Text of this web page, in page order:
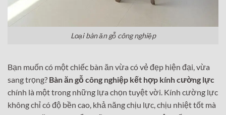
Loại bàn ăn gỗ công nghiệp
Bạn muốn có một chiếc bàn ăn vừa có vẻ đẹp hiện đại, vừa
sang trọng? Bàn ăn gỗ công nghiệp kết hợp kính cường lực
chính là một trong những lựa chọn tuyệt vời. Kính cường lực
không chỉ có độ bền cao, khả năng chịu lực, chịu nhiệt tốt mà